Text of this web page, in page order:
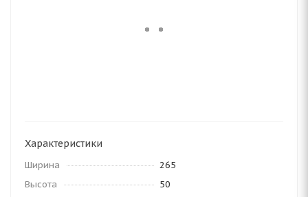
Характеристики
Ширина
265
Высота
50